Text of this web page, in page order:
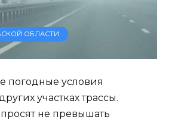
ОБЛАСТИ
погодные условия
участках трассы.
не превышать